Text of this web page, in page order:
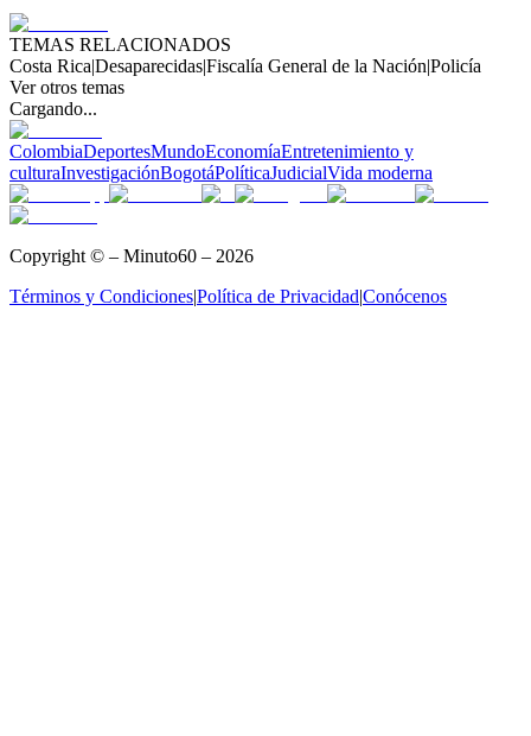
TEMAS RELACIONADOS
Costa Rica|Desaparecidas|Fiscalía General de la Nación|Policía
Ver otros temas
Cargando...
ColombiaDeportesMundoEconomíaEntretenimiento y
culturaInvestigaciónBogotáPolíticaJudicialVida moderna
Copyright © – Minuto60 – 2026
Términos y Condiciones|Política de Privacidad|Conócenos